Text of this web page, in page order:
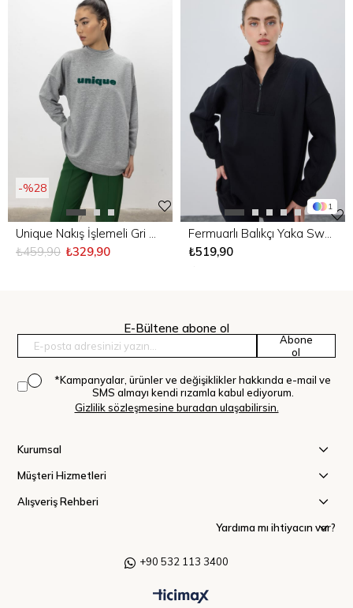
%28
Unique Nakış İşlemeli Gri Melanj Sweatshirt
₺329,90
₺459,90
1
Fermuarlı Balıkçı Yaka Sweatshirt
₺519,90
E-Bültene abone ol
Abone
ol
*Kampanyalar, ürünler ve değişiklikler hakkında e-mail ve
SMS almayı kendi rızamla kabul ediyorum.
Gizlilik sözleşmesine buradan ulaşabilirsin.
Kurumsal
Müşteri Hizmetleri
Alışveriş Rehberi
Yardıma mı ihtiyacın var?
+90 532 113 3400